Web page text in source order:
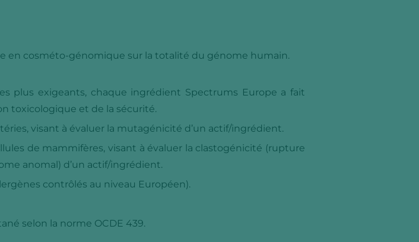
en cosméto-génomique sur la totalité du génome humain.
plus exigeants, chaque ingrédient Spectrums Europe a fait
toxicologique et de la sécurité.
visant à évaluer la mutagénicité d’un actif/ingrédient.
de mammifères, visant à évaluer la clastogénicité (rupture
anomal) d’un actif/ingrédient.
contrôlés au niveau Européen).
selon la norme OCDE 439.